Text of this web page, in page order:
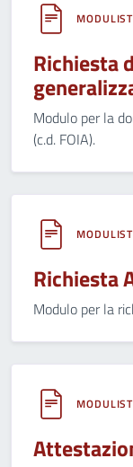
Richiesta
Modulo per la
(c.d. FOIA).
Richiesta
Modulo per la